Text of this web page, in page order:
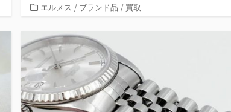
カ
リ
ー
エルメス / ブランド品 / 買取